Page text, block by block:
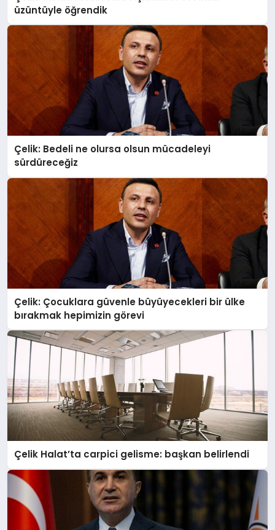
MAGAZIN
SAĞLIK
SIYASET
SPOR
YAŞAM
üzüntüyle öğrendik
Çelik: Bedeli ne olursa olsun mücadeleyi
sürdüreceğiz
Çelik: Çocuklara güvenle büyüyecekleri bir ülke
bırakmak hepimizin görevi
Çelik Halat’ta carpici gelisme: başkan belirlendi